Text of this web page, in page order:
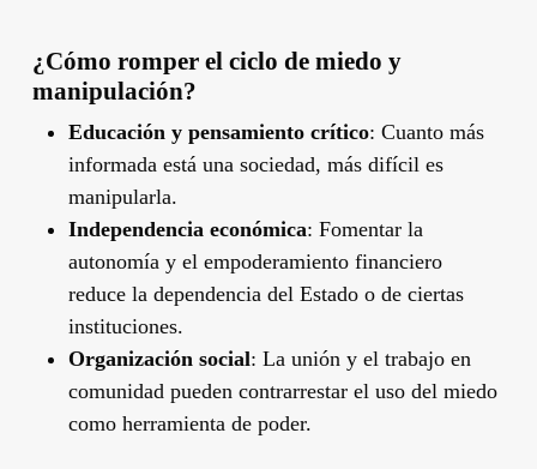
¿Cómo romper el ciclo de miedo y
manipulación?
Educación y pensamiento crítico: Cuanto más
informada está una sociedad, más difícil es
manipularla.
Independencia económica: Fomentar la
autonomía y el empoderamiento financiero
reduce la dependencia del Estado o de ciertas
instituciones.
Organización social: La unión y el trabajo en
comunidad pueden contrarrestar el uso del miedo
como herramienta de poder.